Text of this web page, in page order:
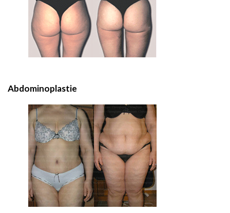
Abdominoplastie